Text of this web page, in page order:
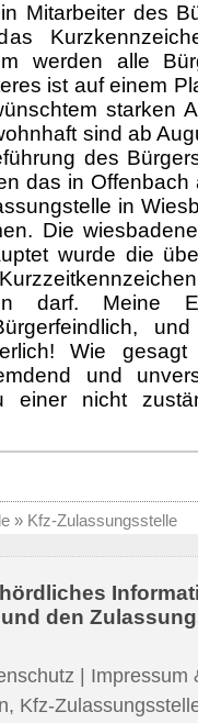
Mitarbeiter des
werden alle
ist auf einem
starken
sind ab
des
das in Offenbach
in
Die
wurde die
darf. Meine
Wie
und
einer nicht
» Kfz-Zulassungsstelle
den
Impressum
, Kfz-